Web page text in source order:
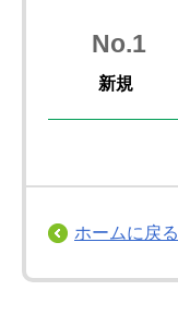
No.1
新規
ホームに戻る